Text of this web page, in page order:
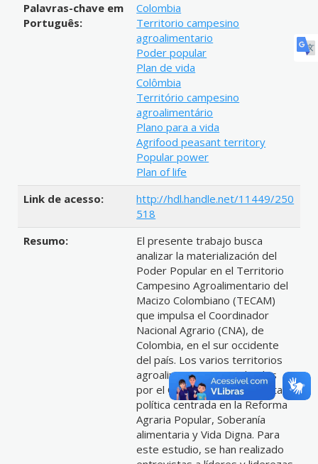
Palavras-chave em
Português:
Colombia
Territorio campesino
agroalimentario
Poder popular
Plan de vida
Colômbia
Território campesino
agroalimentário
Plano para a vida
Agrifood peasant territory
Popular power
Plan of life
Link de acesso:
http://hdl.handle.net/11449/250
518
Resumo:
El presente trabajo busca
analizar la materialización del
Poder Popular en el Territorio
Campesino Agroalimentario del
Macizo Colombiano (TECAM)
que impulsa el Coordinador
Nacional Agrario (CNA), de
Colombia, en el sur occidente
del país. Los varios territorios
agroalimentarios impulsados
por el CNA son una propuesta
política centrada en la Reforma
Agraria Popular, Soberanía
alimentaria y Vida Digna. Para
este estudio, se han realizado